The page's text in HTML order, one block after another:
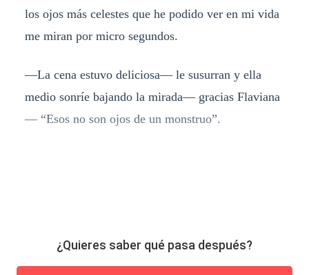
los ojos más celestes que he podido ver en mi vida
me miran por micro segundos.
—La cena estuvo deliciosa— le susurran y ella
medio sonríe bajando la mirada— gracias Flaviana
— “Esos no son ojos de un monstruo”.
¿Quieres saber qué pasa después?